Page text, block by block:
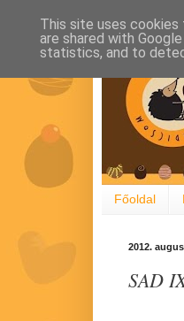
Főoldal
2012.
SAD
This site uses cookies
are shared with
statistics, and to